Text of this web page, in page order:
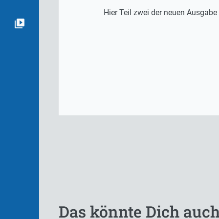
Hier Teil zwei der neuen Ausgabe
Das könnte Dich